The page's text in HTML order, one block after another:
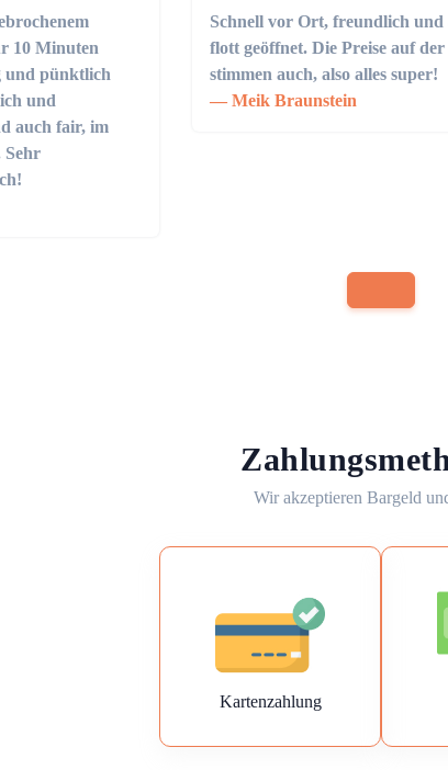
10 Minuten
und pünktlich
und
auch fair, im
Sehr
Schnell vor Ort, freundlich
flott geöffnet. Die Preise auf der
stimmen auch, also alles super!
Meik Braunstein
Wir akzeptieren Bargeld
Kartenzahlung